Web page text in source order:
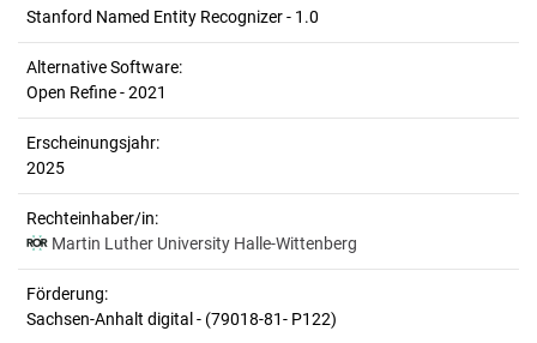
Stanford Named Entity Recognizer - 1.0
Alternative Software:
Open Refine - 2021
Erscheinungsjahr:
2025
Rechteinhaber/in:
Martin Luther University Halle-Wittenberg
Förderung:
Sachsen-Anhalt digital - (79018-81- P122)